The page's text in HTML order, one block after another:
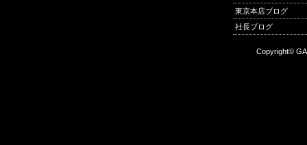
東京本店ブログ
社長ブログ
Copyright©